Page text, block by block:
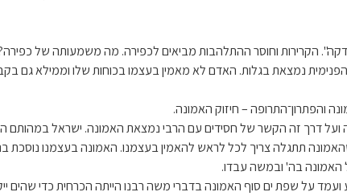
דקה". הקרירות וחוסר ההתלהבות מביאים לכפירה. מה משמעותה של
נמצאת בגלות. האדם לא מאמין בעצמו בכוחות שלו וממילא גם
והפתרון־התרופה – חיזוק האמונה.
דרך זה הקשר של חסידים עם הרבי נמצאת האמונה. ישראל במהותם
תתגלה צריך לכל לראש להאמין בעצמנו. האמונה בעצמנו נוסכת
האמונה בה' ובמשה עבדו.
על שפת ים סוף האמונה בדברי משה רבנו הייתה הכרחית כדי שהים